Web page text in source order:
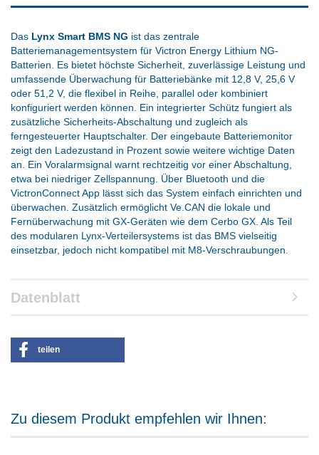
Das Lynx Smart BMS NG ist das zentrale
Batteriemanagementsystem für Victron Energy Lithium NG-
Batterien. Es bietet höchste Sicherheit, zuverlässige Leistung und
umfassende Überwachung für Batteriebänke mit 12,8 V, 25,6 V
oder 51,2 V, die flexibel in Reihe, parallel oder kombiniert
konfiguriert werden können. Ein integrierter Schütz fungiert als
zusätzliche Sicherheits-Abschaltung und zugleich als
ferngesteuerter Hauptschalter. Der eingebaute Batteriemonitor
zeigt den Ladezustand in Prozent sowie weitere wichtige Daten
an. Ein Voralarmsignal warnt rechtzeitig vor einer Abschaltung,
etwa bei niedriger Zellspannung. Über Bluetooth und die
VictronConnect App lässt sich das System einfach einrichten und
überwachen. Zusätzlich ermöglicht Ve.CAN die lokale und
Fernüberwachung mit GX-Geräten wie dem Cerbo GX. Als Teil
des modularen Lynx-Verteilersystems ist das BMS vielseitig
einsetzbar, jedoch nicht kompatibel mit M8-Verschraubungen.
Datenblatt
teilen
Zu diesem Produkt empfehlen wir Ihnen: